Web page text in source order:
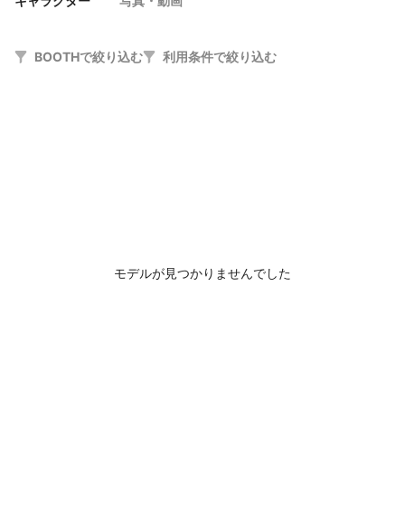
BOOTHで絞り込む 利用条件で絞り込む
モデルが見つかりませんでした